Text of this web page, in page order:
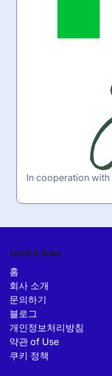
In cooperation with
Useful links
홈
회사 소개
문의하기
블로그
개인정보처리방침
약관 of Use
쿠키 정책